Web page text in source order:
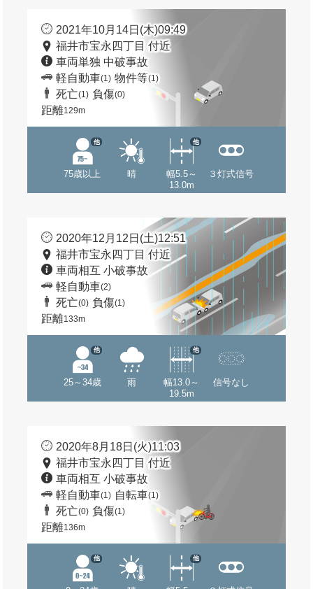
2021年10月14日(木)09:49
福井市宝永四丁目 付近
車両単独 中破事故
軽自動車(1) 物件等(1)
死亡(1) 負傷(0)
距離129m
75歳以上
他
晴
幅5.5～
13.0m
他
３灯式信号
2020年12月12日(土)12:51
福井市宝永四丁目 付近
車両相互 小破事故
軽自動車(2)
死亡(0) 負傷(1)
距離133m
25～34歳
他
雨
幅13.0～
19.5m
他
信号なし
2020年8月18日(火)11:03
福井市宝永四丁目 付近
車両相互 小破事故
軽自動車(1) 自転車(1)
死亡(0) 負傷(1)
距離136m
他 他